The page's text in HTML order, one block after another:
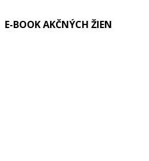
E-BOOK AKČNÝCH ŽIEN